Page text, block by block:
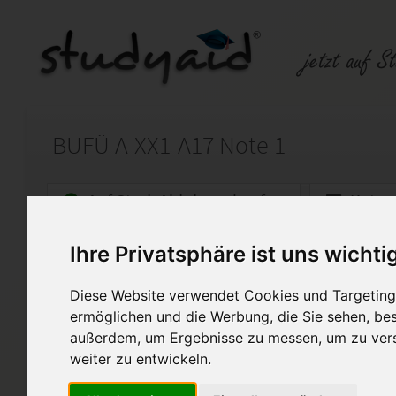
Ihre Privatsphäre ist uns
Diese Website verwendet Cookies und
ermöglichen und die Werbung, die Sie sehen,
außerdem, um Ergebnisse zu messen, um zu
weiter zu entwickeln.
BUFÜ A-XX1-A17 Note 1
Auf StudyAid.de verkaufen
Startseite Sonstiges
Lohnbuchführung
Hallo, ihr fleißigen Mitstreiter,
ich biete hier die Lösungen